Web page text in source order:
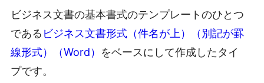
ビジネス文書の基本書式のテンプレートのひとつ
である ビジネス文書形式（件名が上）（別記が罫
線形式）（Word） をベースにして作成したタイ
プです。